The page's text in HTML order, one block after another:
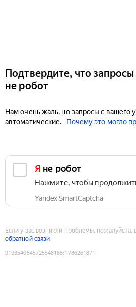
Подтвердите, что
не робот
Нам очень жаль, но запросы с вашего
автоматические.
Почему это могло
Я не робот
Нажмите, чтобы
Yandex SmartCaptcha
Если у вас возникли проблемы, пожалуйста,
обратной связи
9193540545725548165:1786261871